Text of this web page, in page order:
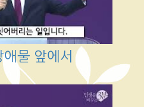
애물 앞에서